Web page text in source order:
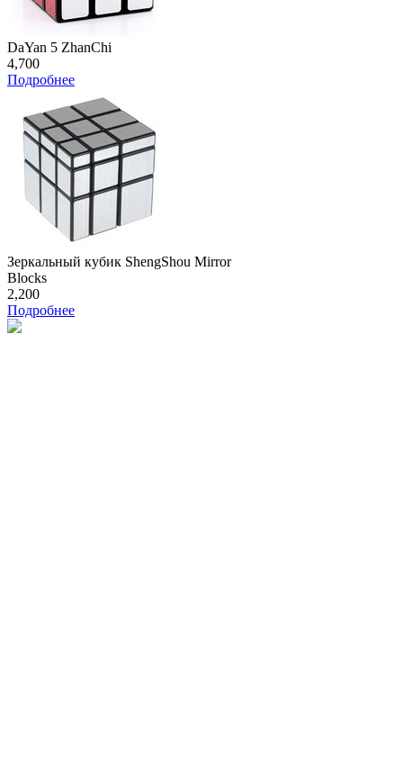
DaYan 5 ZhanChi
4,700
Подробнее
Зеркальный кубик ShengShou Mirror
Blocks
2,200
Подробнее